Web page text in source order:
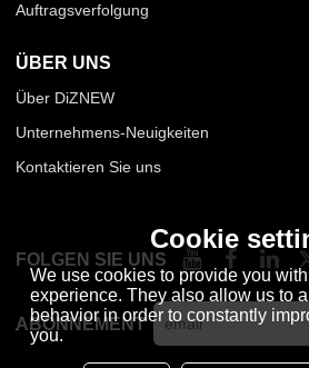
Auftragsverfolgung
ÜBER UNS
Über DiZNEW
Unternehmens-Neuigkeiten
Kontaktieren Sie uns
FOLGEN SIE UNS
ABONNEMENT
Cookie
We use cookies to provide you
experience. They also allow us to
behavior in order to constantly
you.